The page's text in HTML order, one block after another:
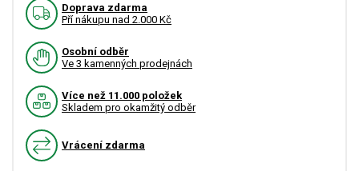
Doprava zdarma
Pří nákupu nad 2.000 Kč
Osobní odběr
Ve 3 kamenných prodejnách
Více než 11.000 položek
Skladem pro okamžitý odběr
Vrácení zdarma